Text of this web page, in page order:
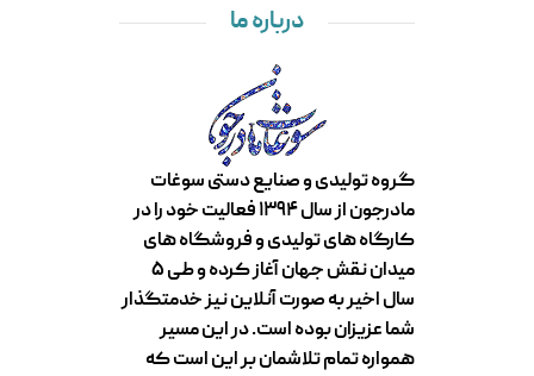
درباره ما
گروه تولیدی و صنایع دستی سوغات
مادرجون از سال ۱۳۹۴ فعالیت خود را در
کارگاه های تولیدی و فروشگاه های
میدان نقش جهان آغاز کرده و طی ۵
سال اخیر به صورت آنلاین نیز خدمتگذار
شما عزیزان بوده است. در این مسیر
همواره تمام تلاشمان بر این است که